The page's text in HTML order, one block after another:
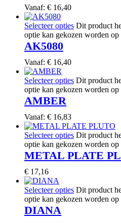
Vanaf: € 16,40
Selecteer opties Dit product
optie kan gekozen worden op
AK5080
Vanaf: € 16,40
Selecteer opties Dit product
optie kan gekozen worden op
AMBER
Vanaf: € 16,83
Selecteer opties Dit product
optie kan gekozen worden op
METAL PLATE
€ 17,16
Selecteer opties Dit product
optie kan gekozen worden op
DIANA